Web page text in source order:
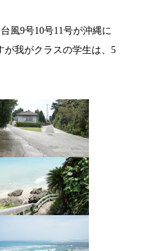
風9号10号11号が沖縄に
が我がクラスの学生は、5